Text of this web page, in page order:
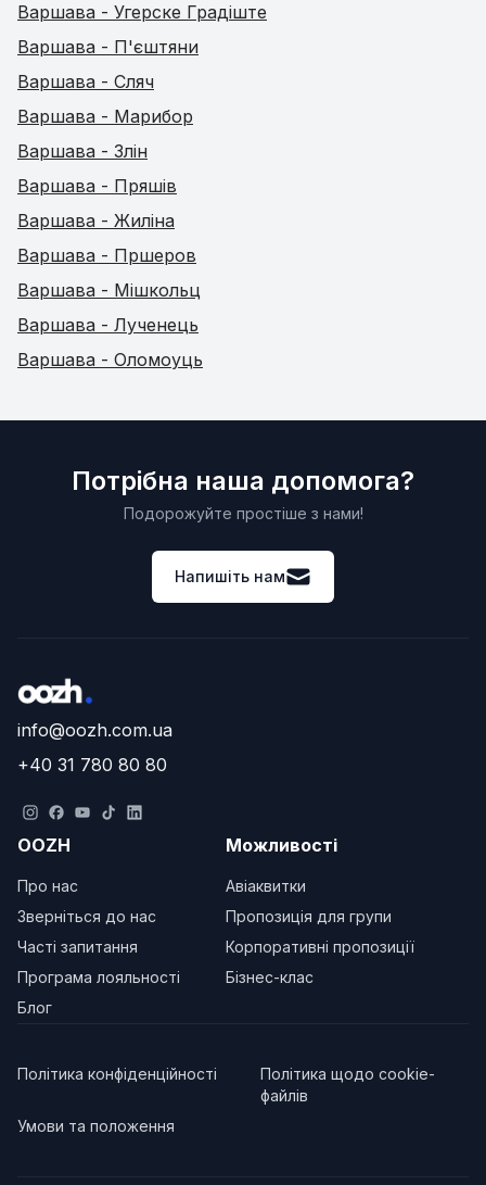
Варшава - Угерске Градіште
Варшава - П'єштяни
Варшава - Сляч
Варшава - Марибор
Варшава - Злін
Варшава - Пряшів
Варшава - Жиліна
Варшава - Пршеров
Варшава - Мішкольц
Варшава - Лученець
Варшава - Оломоуць
Потрібна наша допомога?
Подорожуйте простіше з нами!
Напишіть нам
info@oozh.com.ua
+40 31 780 80 80
OOZH
Про нас
Зверніться до нас
Часті запитання
Програма лояльності
Блог
Можливості
Авіаквитки
Пропозиція для групи
Корпоративні пропозиції
Бізнес-клас
Політика конфіденційності
Політика щодо cookie-
файлів
Умови та положення